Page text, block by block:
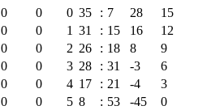
0 0 0 35 : 7 28
15
0 0 1 31 : 15 16
12
0 0 2 26 : 18 8
9
0 0 3 28 : 31 -3
6
0 0 4 17 : 21 -4
3
0 0 5 8 : 53 -45
0